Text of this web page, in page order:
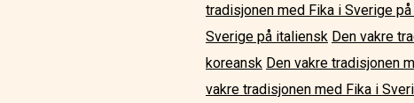
tradisjonen med Fika i Sverige
Sverige på italiensk Den vakre
koreansk Den vakre tradisjonen
vakre tradisjonen med Fika i